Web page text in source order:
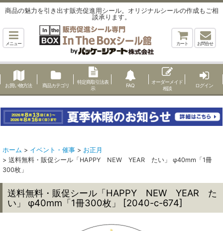
商品の魅力を引き出す販売促進用シール。オリジナルシールの作成もご相
談承ります。
メニュー カート お問合せ
お買い物方法 商品カテゴリ
特定商取引法表
示
FAQ
オーダーメイド
相談
ログイン
ホーム > イベント・催事 > お正月
> 送料無料・販促シール「HAPPY NEW YEAR たい」 φ40mm「1冊
300枚」
送料無料・販促シール「HAPPY NEW YEAR た
い」 φ40mm「1冊300枚」
[2040-c-674]